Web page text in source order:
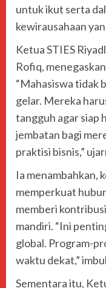
untuk ikut serta
kewirausahaan
Ketua STIES
Rofiq,
“Mahasiswa tidak
gelar. Mereka
tangguh agar siap
jembatan bagi
praktisi bisnis,”
Ia menambahkan,
memperkuat
memberi
mandiri. “Ini
global. Program-
waktu dekat,”
Sementara itu,